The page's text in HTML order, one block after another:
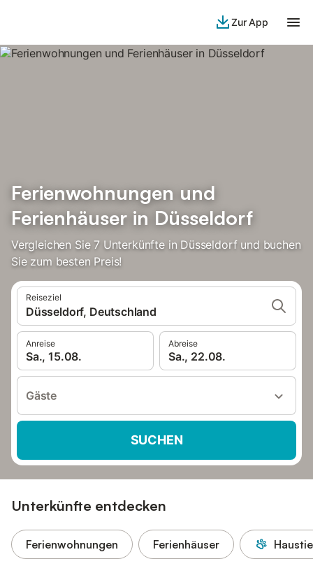
Zur App
Ferienwohnungen und
Ferienhäuser in Düsseldorf
Vergleichen Sie 7 Unterkünfte in Düsseldorf und buchen
Sie zum besten Preis!
Reiseziel
Düsseldorf, Deutschland
Anreise
Sa., 15.08.
Abreise
Sa., 22.08.
Gäste
SUCHEN
Unterkünfte entdecken
Ferienwohnungen Ferienhäuser